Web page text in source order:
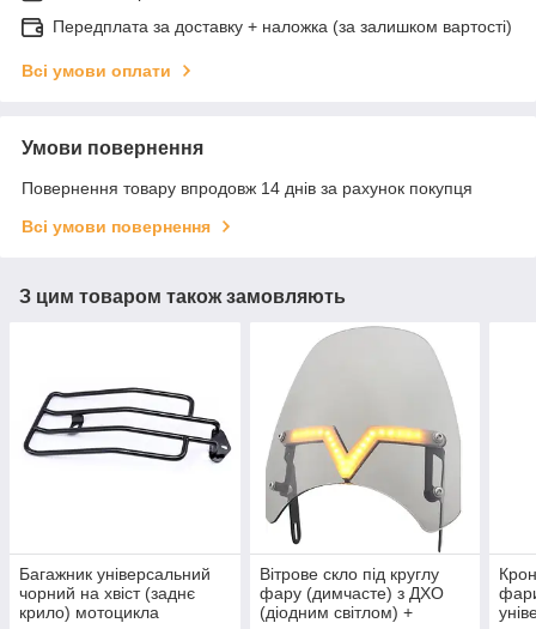
Передплата за доставку + наложка (за залишком вартості)
Всі умови оплати
Умови повернення
Повернення товару впродовж 14 днів за рахунок покупця
Всі умови повернення
З цим товаром також замовляють
Багажник універсальний
чорний на хвіст (заднє
крило) мотоцикла
Вітрове скло під круглу
фару (димчасте) з ДХО
(діодним світлом) +